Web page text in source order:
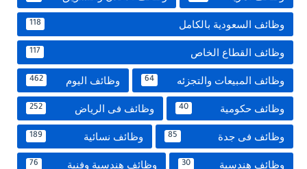
وظائف السعودية بالكامل 118
وظائف القطاع الخاص 117
وظائف المبيعات والتجزئه 64 وظائف اليوم 462
وظائف حكومية 40 وظائف فى الرياض 252
وظائف فى جدة 85 وظائف نسائية 189
وظائف هندسية 30 وظائف هندسية وفنية 76